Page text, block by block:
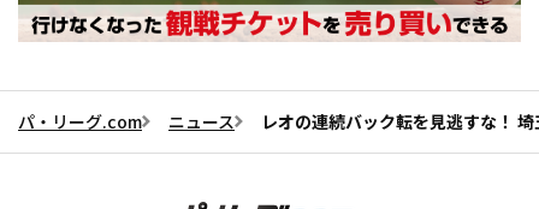
パ・リーグ.com ニュース レオの連続バック転を見逃すな！